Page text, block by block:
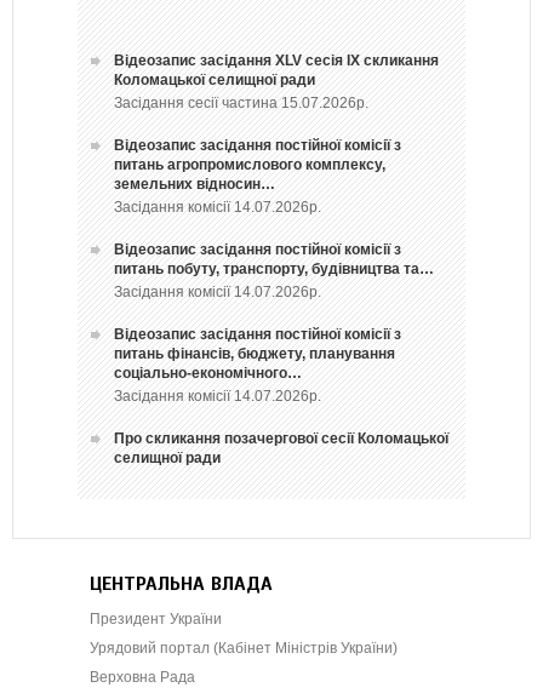
Відеозапис засідання ХLV сесія ІХ скликання
Коломацької селищної ради
Засідання сесії частина 15.07.2026р.
Відеозапис засідання постійної комісії з
питань агропромислового комплексу,
земельних відносин…
Засідання комісії 14.07.2026р.
Відеозапис засідання постійної комісії з
питань побуту, транспорту, будівництва та…
Засідання комісії 14.07.2026р.
Відеозапис засідання постійної комісії з
питань фінансів, бюджету, планування
соціально-економічного…
Засідання комісії 14.07.2026р.
Про скликання позачергової сесії Коломацької
селищної ради
ЦЕНТРАЛЬНА ВЛАДА
Президент України
Урядовий портал (Кабінет Міністрів України)
Верховна Рада